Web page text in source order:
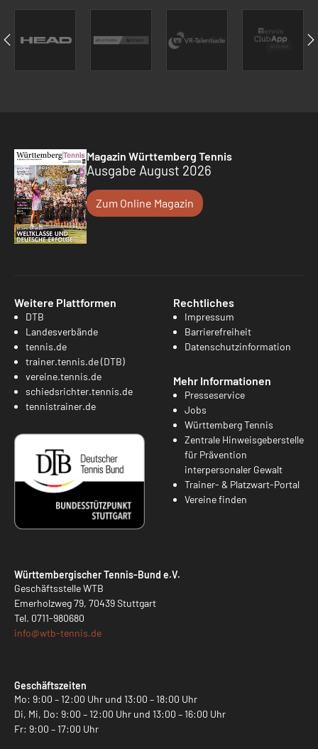
Magazin Württemberg Tennis
Ausgabe August 2026
Zum Online Magazin
Weitere Plattformen
DTB
Landesverbände
tennis.de
trainer.tennis.de (DTB)
vereine.tennis.de
schiedsrichter.tennis.de
tennistrainer.de
Rechtliches
Impressum
Barrierefreiheit
Datenschutzinformation
Mehr Informationen
Presseservice
Jobs
Württemberg Tennis
Zentrale Hinweisgeberstelle
für Prävention
interpersonaler Gewalt
Trainer- & Platzwart-Portal
Vereine finden
Württembergischer Tennis-Bund e.V.
Geschäftsstelle WTB
Emerholzweg 79, 70439 Stuttgart
Tel. 0711-980680
info@wtb-tennis.de
Geschäftszeiten
Mo: 9:00 – 12:00 Uhr und 13:00 – 18:00 Uhr
Di, Mi, Do: 9:00 – 12:00 Uhr und 13:00 – 16:00 Uhr
Fr: 9:00 – 17:00 Uhr